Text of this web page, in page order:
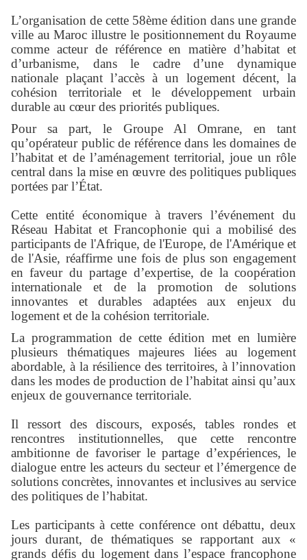
L’organisation de cette 58ème édition dans une grande
ville au Maroc illustre le positionnement du Royaume
comme acteur de référence en matière d’habitat et
d’urbanisme, dans le cadre d’une dynamique
nationale plaçant l’accès à un logement décent, la
cohésion territoriale et le développement urbain
durable au cœur des priorités publiques.
Pour sa part, le Groupe Al Omrane, en tant
qu’opérateur public de référence dans les domaines de
l’habitat et de l’aménagement territorial, joue un rôle
central dans la mise en œuvre des politiques publiques
portées par l’État.
Cette entité économique à travers l’événement du
Réseau Habitat et Francophonie qui a mobilisé des
participants de l'Afrique, de l'Europe, de l'Amérique et
de l'Asie, réaffirme une fois de plus son engagement
en faveur du partage d’expertise, de la coopération
internationale et de la promotion de solutions
innovantes et durables adaptées aux enjeux du
logement et de la cohésion territoriale.
La programmation de cette édition met en lumière
plusieurs thématiques majeures liées au logement
abordable, à la résilience des territoires, à l’innovation
dans les modes de production de l’habitat ainsi qu’aux
enjeux de gouvernance territoriale.
Il ressort des discours, exposés, tables rondes et
rencontres institutionnelles, que cette rencontre
ambitionne de favoriser le partage d’expériences, le
dialogue entre les acteurs du secteur et l’émergence de
solutions concrètes, innovantes et inclusives au service
des politiques de l’habitat.
Les participants à cette conférence ont débattu, deux
jours durant, de thématiques se rapportant aux «
grands défis du logement dans l’espace francophone